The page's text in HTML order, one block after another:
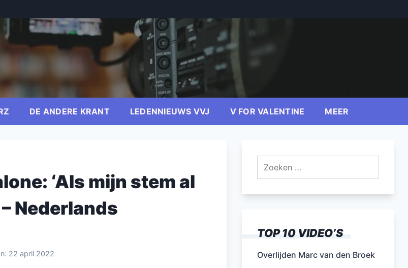
DE ANDERE KRANT LEDENNIEUWS VVJ V FOR VALENTINE MEER
‘Als mijn stem al
Nederlands
22 april 2022
TOP 10 VIDEO’S
Overlijden Marc van den Broek